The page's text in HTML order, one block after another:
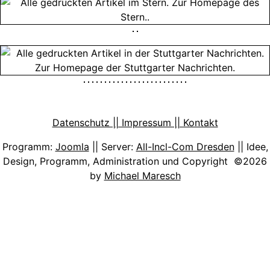
Datenschutz || Impressum || Kontakt
Programm: Joomla || Server: All-Incl-Com Dresden|| Idee,
Design, Programm, Administration und Copyright ©2026
by Michael Maresch